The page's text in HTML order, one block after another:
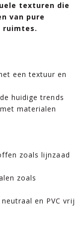
texturen die
van pure
ruimtes.
een textuur en
huidige trends
materialen
zoals lijnzaad
zoals
en PVC vrij